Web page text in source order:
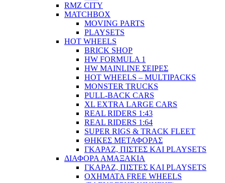
RMZ CITY
MATCHBOX
MOVING PARTS
PLAYSETS
HOT WHEELS
BRICK SHOP
HW FORMULA 1
HW MAINLINE ΣΕΙΡΕΣ
HOT WHEELS – MULTIPACKS
MONSTER TRUCKS
PULL-BACK CARS
XL EXTRA LARGE CARS
REAL RIDERS 1:43
REAL RIDERS 1:64
SUPER RIGS & TRACK FLEET
ΘΗΚΕΣ ΜΕΤΑΦΟΡΑΣ
ΓΚΑΡΑΖ, ΠΙΣΤΕΣ ΚΑΙ PLAYSETS
ΔΙΑΦΟΡΑ ΑΜΑΞΑΚΙΑ
ΓΚΑΡΑΖ, ΠΙΣΤΕΣ ΚΑΙ PLAYSETS
ΟΧΗΜΑΤΑ FREE WHEELS